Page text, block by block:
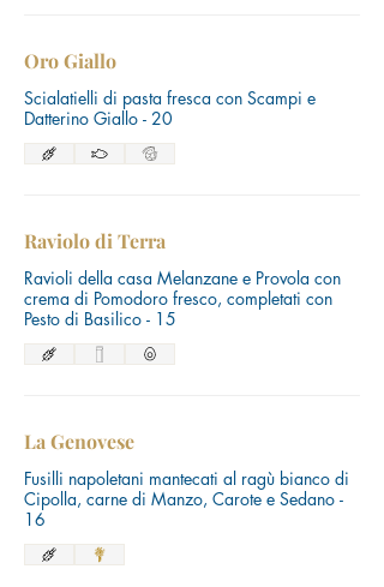
Oro Giallo
Scialatielli di pasta fresca con Scampi e
Datterino Giallo - 20
Raviolo di Terra
Ravioli della casa Melanzane e Provola con
crema di Pomodoro fresco, completati con
Pesto di Basilico - 15
La Genovese
Fusilli napoletani mantecati al ragù bianco di
Cipolla, carne di Manzo, Carote e Sedano -
16